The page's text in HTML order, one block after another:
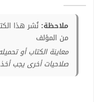
ملاحظة: نُشر هذا
من المؤلف
معاينة الكتاب أو
صلاحيات أخرى يجب